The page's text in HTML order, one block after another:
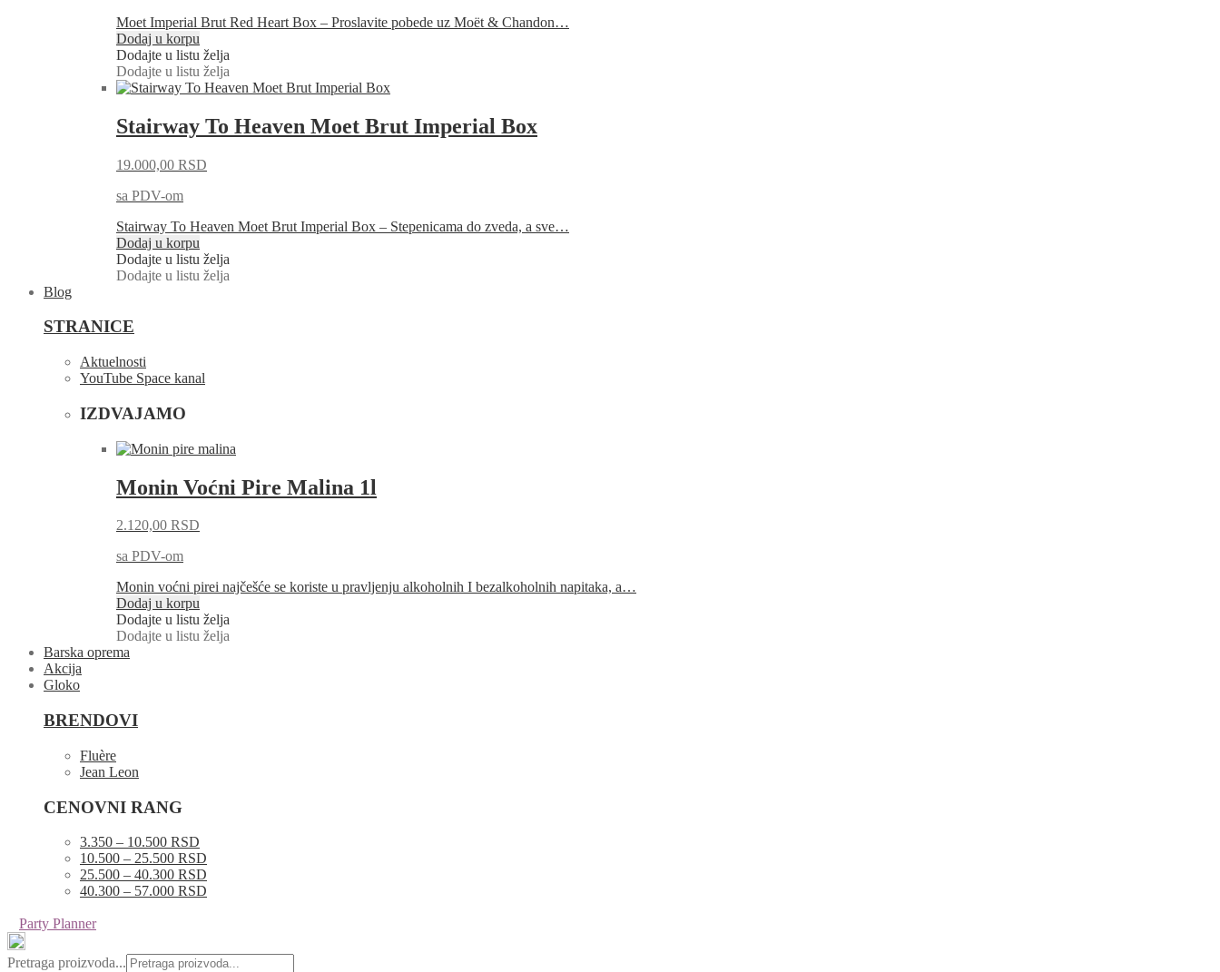
Moet Imperial Brut Red Heart Box – Proslavite pobede uz Moët & Chandon…
Dodaj u korpu
Dodajte u listu želja
Dodajte u listu želja
Stairway To Heaven Moet Brut Imperial Box
19.000,00 RSD
sa PDV-om
Stairway To Heaven Moet Brut Imperial Box – Stepenicama do zveda, a sve…
Dodaj u korpu
Dodajte u listu želja
Dodajte u listu želja
Blog
STRANICE
Aktuelnosti
YouTube Space kanal
IZDVAJAMO
Monin Voćni Pire Malina 1l
2.120,00 RSD
sa PDV-om
Monin voćni pirei najčešće se koriste u pravljenju alkoholnih I bezalkoholnih napitaka, a…
Dodaj u korpu
Dodajte u listu želja
Dodajte u listu želja
Barska oprema
Akcija
Gloko
BRENDOVI
Fluère
Jean Leon
CENOVNI RANG
3.350 – 10.500 RSD
10.500 – 25.500 RSD
25.500 – 40.300 RSD
40.300 – 57.000 RSD
Party Planner
Pretraga proizvoda...